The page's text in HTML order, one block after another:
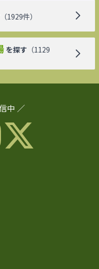
（1929件）
を探す （1129
中 ／